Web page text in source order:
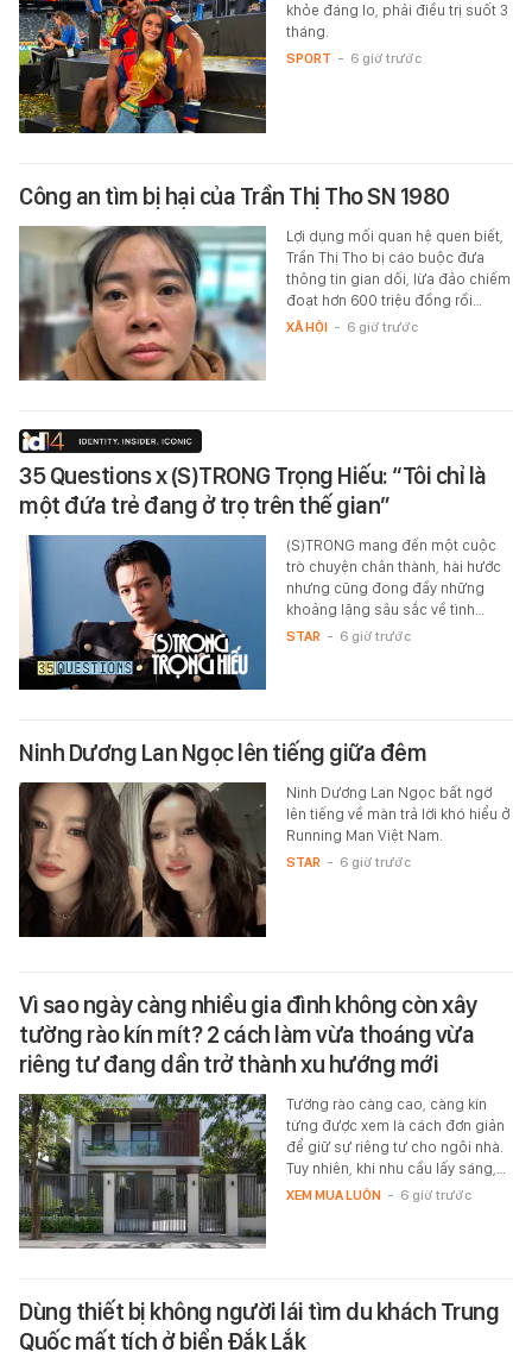
khỏe đáng lo, phải điều trị suốt 3
tháng.
SPORT - 6 giờ trước
Công an tìm bị hại của Trần Thị Tho SN 1980
Lợi dụng mối quan hệ quen biết,
Trần Thị Tho bị cáo buộc đưa
thông tin gian dối, lừa đảo chiếm
đoạt hơn 600 triệu đồng rồi…
XÃ HỘI - 6 giờ trước
35 Questions x (S)TRONG Trọng Hiếu: “Tôi chỉ là
một đứa trẻ đang ở trọ trên thế gian”
(S)TRONG mang đến một cuộc
trò chuyện chân thành, hài hước
nhưng cũng đong đầy những
khoảng lặng sâu sắc về tình…
STAR - 6 giờ trước
Ninh Dương Lan Ngọc lên tiếng giữa đêm
Ninh Dương Lan Ngọc bất ngờ
lên tiếng về màn trả lời khó hiểu ở
Running Man Việt Nam.
STAR - 6 giờ trước
Vì sao ngày càng nhiều gia đình không còn xây
tường rào kín mít? 2 cách làm vừa thoáng vừa
riêng tư đang dần trở thành xu hướng mới
Tường rào càng cao, càng kín
từng được xem là cách đơn giản
để giữ sự riêng tư cho ngôi nhà.
Tuy nhiên, khi nhu cầu lấy sáng,…
XEM MUA LUÔN - 6 giờ trước
Dùng thiết bị không người lái tìm du khách Trung
Quốc mất tích ở biển Đắk Lắk